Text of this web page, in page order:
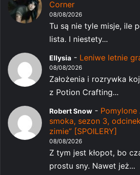
Corner
08/08/2026
Tu są nie tyle misje, ile
lista. I niestety...
Ellysia - Leniwe letnie
08/08/2026
Założenia i rozrywka
z Potion Crafting...
Robert Snow - Pomylone
smoka, sezon 3,
zimie” [SPOILERY]
08/08/2026
Z tym jest kłopot, bo
prostu sny. Nawet jeż...